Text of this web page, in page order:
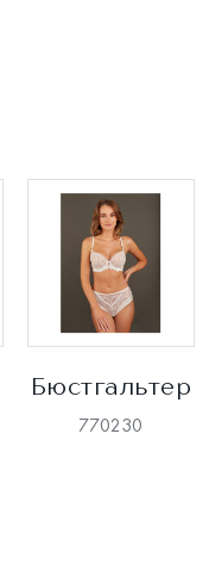
Бюстгальтер
770230